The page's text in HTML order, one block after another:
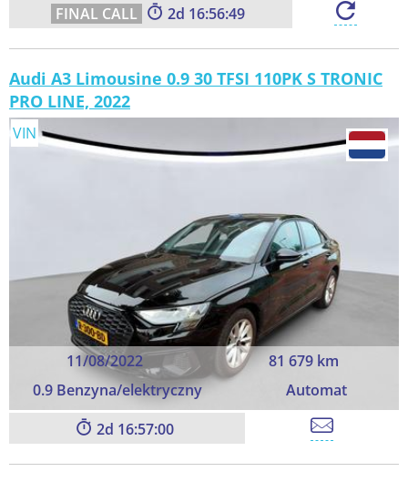
2 16:56:48
Audi A3 Limousine 0.9 30 TFSI 110PK S TRONIC
PRO LINE, 2022
11/08/2022
81 679 km
0.9 Benzyna/elektryczny
Automat
VIN
2 16:56:59